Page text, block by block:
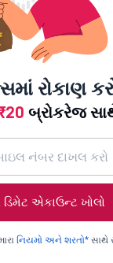
રોકાણ
બ્રોકરેજ
એકાઉન્ટ ખોલો
નિયમો અને શરતો* સાથે